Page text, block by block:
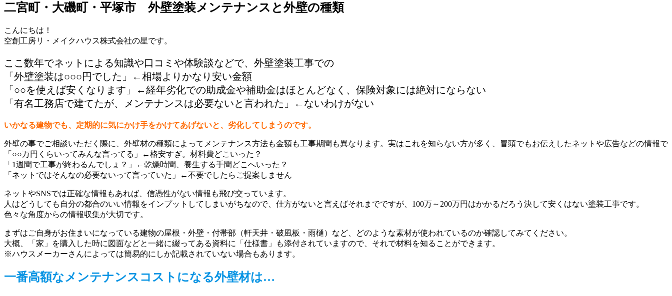
二宮町・大磯町・平塚市 外壁塗装メンテナンスと外壁の種類
こんにちは！
空創工房リ・メイクハウス株式会社の星です。
ここ数年でネットによる知識や口コミや体験談などで、外壁塗装工事での
「外壁塗装は○○○円でした」←相場よりかなり安い金額
「○○を使えば安くなります」←経年劣化での助成金や補助金はほとんどなく、保険対象には絶対にならない
「有名工務店で建てたが、メンテナンスは必要ないと言われた」←ないわけがない
いかなる建物でも、定期的に気にかけ手をかけてあげないと、劣化してしまうのです。
外壁の事でご相談いただく際に、外壁材の種類によってメンテナンス方法も金額も工事期間も異なります。実はこれを知らない方が多く、冒頭でもお伝えしたネットや広告などの情報で
「○○万円くらいってみんな言ってる」←格安すぎ。材料費どこいった？
「1週間で工事が終わるんでしょ？」←乾燥時間、養生する手間どこへいった？
「ネットではそんなの必要ないって言っていた」←不要でしたらご提案しません
ネットやSNSでは正確な情報もあれば、信憑性がない情報も飛び交っています。
人はどうしても自分の都合のいい情報をインプットしてしまいがちなので、仕方がないと言えばそれまでですが、100万～200万円はかかるだろう決して安くはない塗装工事です。
色々な角度からの情報収集が大切です。
まずはご自身がお住まいになっている建物の屋根・外壁・付帯部（軒天井・破風板・雨樋）など、どのような素材が使われているのか確認してみてください。
大概、「家」を購入した時に図面などと一緒に綴ってある資料に「仕様書」も添付されていますので、それで材料を知ることができます。
※ハウスメーカーさんによっては簡易的にしか記載されていない場合もあります。
一番高額なメンテナンスコストになる外壁材は…